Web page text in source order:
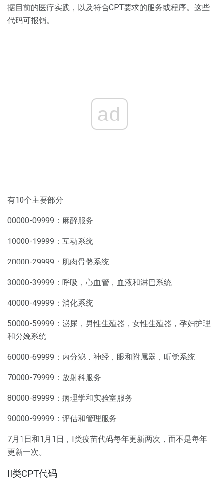
据目前的医疗实践，以及符合CPT要求的服务或程序。这些
代码可报销。
ad
有10个主要部分
00000-09999：麻醉服务
10000-19999：互动系统
20000-29999：肌肉骨骼系统
30000-39999：呼吸，心血管，血液和淋巴系统
40000-49999：消化系统
50000-59999：泌尿，男性生殖器，女性生殖器，孕妇护理
和分娩系统
60000-69999：内分泌，神经，眼和附属器，听觉系统
70000-79999：放射科服务
80000-89999：病理学和实验室服务
90000-99999：评估和管理服务
7月1日和1月1日，I类疫苗代码每年更新两次，而不是每年
更新一次。
II类CPT代码